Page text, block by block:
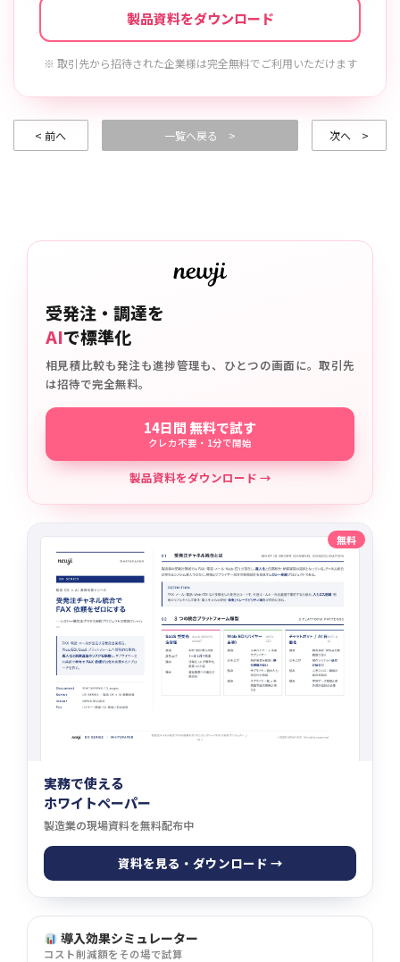
製品資料をダウンロード
※ 取引先から招待された企業様は完全無料でご利用いただけます
< 前へ 一覧へ戻る > 次へ >
受発注・調達を
AIで標準化
相見積比較も発注も進捗管理も、ひとつの画面に。取引先
は招待で完全無料。
14日間 無料で試す
クレカ不要・1分で開始
製品資料をダウンロード →
無料
実務で使える
ホワイトペーパー
製造業の現場資料を無料配布中
資料を見る・ダウンロード →
導入効果シミュレーター
コスト削減額をその場で試算